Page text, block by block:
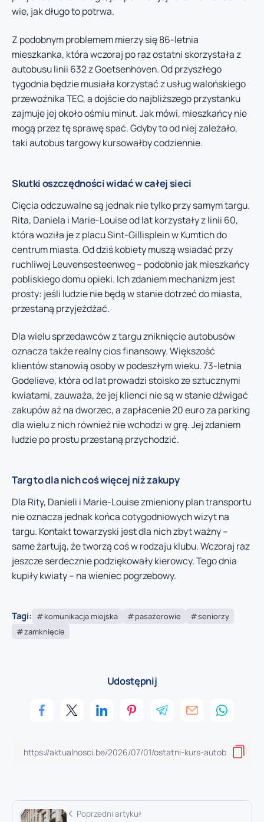
wie, jak długo to potrwa.
Z podobnym problemem mierzy się 86-letnia
mieszkanka, która wczoraj po raz ostatni skorzystała z
autobusu linii 632 z Goetsenhoven. Od przyszłego
tygodnia będzie musiała korzystać z usług walońskiego
przewoźnika TEC, a dojście do najbliższego przystanku
zajmuje jej około ośmiu minut. Jak mówi, mieszkańcy nie
mogą przez tę sprawę spać. Gdyby to od niej zależało,
taki autobus targowy kursowałby codziennie.
Skutki oszczędności widać w całej sieci
Cięcia odczuwalne są jednak nie tylko przy samym targu.
Rita, Daniela i Marie-Louise od lat korzystały z linii 60,
która woziła je z placu Sint-Gillisplein w Kumtich do
centrum miasta. Od dziś kobiety muszą wsiadać przy
ruchliwej Leuvensesteenweg – podobnie jak mieszkańcy
pobliskiego domu opieki. Ich zdaniem mechanizm jest
prosty: jeśli ludzie nie będą w stanie dotrzeć do miasta,
przestaną przyjeżdżać.
Dla wielu sprzedawców z targu zniknięcie autobusów
oznacza także realny cios finansowy. Większość
klientów stanowią osoby w podeszłym wieku. 73-letnia
Godelieve, która od lat prowadzi stoisko ze sztucznymi
kwiatami, zauważa, że jej klienci nie są w stanie dźwigać
zakupów aż na dworzec, a zapłacenie 20 euro za parking
dla wielu z nich również nie wchodzi w grę. Jej zdaniem
ludzie po prostu przestaną przychodzić.
Targ to dla nich coś więcej niż zakupy
Dla Rity, Danieli i Marie-Louise zmieniony plan transportu
nie oznacza jednak końca cotygodniowych wizyt na
targu. Kontakt towarzyski jest dla nich zbyt ważny –
same żartują, że tworzą coś w rodzaju klubu. Wczoraj raz
jeszcze serdecznie podziękowały kierowcy. Tego dnia
kupiły kwiaty – na wieniec pogrzebowy.
Tagi: komunikacja miejska pasażerowie
seniorzy
zamknięcie
Udostępnij
Poprzedni artykuł